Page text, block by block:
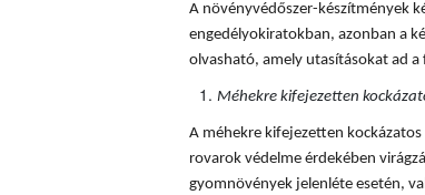
A növényvédőszer-készítmények
engedélyokiratokban, azonban a
olvasható, amely utasításokat ad
Méhekre kifejezetten
A méhekre kifejezetten
rovarok védelme érdekében
gyomnövények jelenléte esetén,